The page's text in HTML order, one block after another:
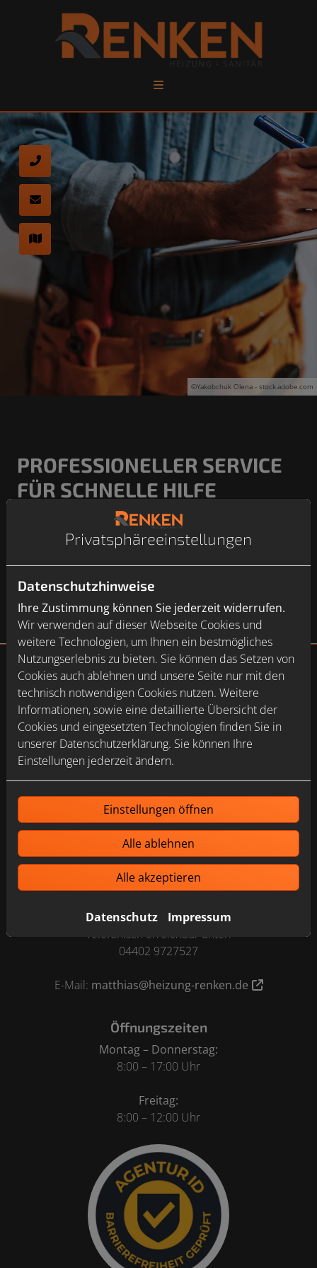
©Yakobchuk Olena - stock.adobe.com
PROFESSIONELLER SERVICE
FÜR SCHNELLE HILFE
Was tun bei einem Wasserschaden, einem Leck in einer
Leitung oder bei einem verstopften Abfluss? Holen Sie
sich professionelle Hilfe. Wir sind für Sie da, wenn Sie
uns brauchen.
Bitte das Cookie-Consent-Tool öffnen, um die für dieses
Element notwendigen Cookies zu akzeptieren.
Footer - Kontaktdaten und Öffnungszeiten
Kontakt
Matthias Renken
Wemkenstraße 10
Telefonisch erreichbar unter:
04402 9727527
E-Mail: matthias@heizung-renken.de
Öffnungszeiten
Montag – Donnerstag:
8:00 – 17:00 Uhr
Freitag:
8:00 – 12:00 Uhr
Privatsphäre­einstellungen
Datenschutzhinweise
Ihre Zustimmung können Sie jederzeit widerrufen.
Wir verwenden auf dieser Webseite Cookies und
weitere Technologien, um Ihnen ein bestmögliches
Nutzungserlebnis zu bieten. Sie können das Setzen von
Cookies auch ablehnen und unsere Seite nur mit den
technisch notwendigen Cookies nutzen. Weitere
Informationen, sowie eine detaillierte Übersicht der
Cookies und eingesetzten Technologien finden Sie in
unserer Datenschutzerklärung. Sie können Ihre
Einstellungen jederzeit ändern.
Einstellungen öffnen
Alle ablehnen
Alle akzeptieren
Datenschutz Impressum